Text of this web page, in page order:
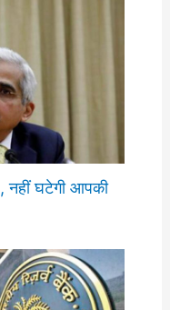
नहीं घटेगी आपकी